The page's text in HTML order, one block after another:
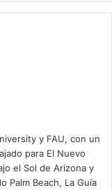
y FAU, con un
para El Nuevo
el Sol de Arizona y
Palm Beach, La Guía